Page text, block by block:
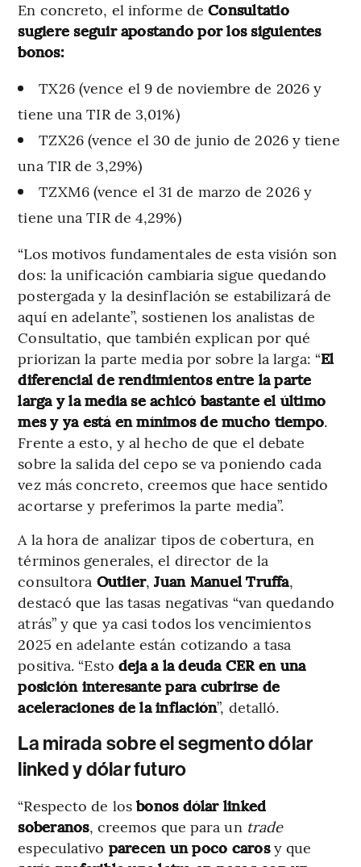
En concreto, el informe de Consultatio
sugiere seguir apostando por los siguientes
bonos:
TX26 (vence el 9 de noviembre de 2026 y
tiene una TIR de 3,01%)
TZX26 (vence el 30 de junio de 2026 y tiene
una TIR de 3,29%)
TZXM6 (vence el 31 de marzo de 2026 y
tiene una TIR de 4,29%)
“Los motivos fundamentales de esta visión son
dos: la unificación cambiaria sigue quedando
postergada y la desinflación se estabilizará de
aquí en adelante”, sostienen los analistas de
Consultatio, que también explican por qué
priorizan la parte media por sobre la larga: “El
diferencial de rendimientos entre la parte
larga y la media se achicó bastante el último
mes y ya está en mínimos de mucho tiempo.
Frente a esto, y al hecho de que el debate
sobre la salida del cepo se va poniendo cada
vez más concreto, creemos que hace sentido
acortarse y preferimos la parte media”.
A la hora de analizar tipos de cobertura, en
términos generales, el director de la
consultora Outlier,Juan Manuel Truffa,
destacó que las tasas negativas “van quedando
atrás” y que ya casi todos los vencimientos
2025 en adelante están cotizando a tasa
positiva. “Esto deja a la deuda CER en una
posición interesante para cubrirse de
aceleraciones de la inflación”, detalló.
La mirada sobre el segmento dólar
linked y dólar futuro
“Respecto de losbonos dólar linked
soberanos, creemos que para un trade
especulativo parecen un poco carosy que